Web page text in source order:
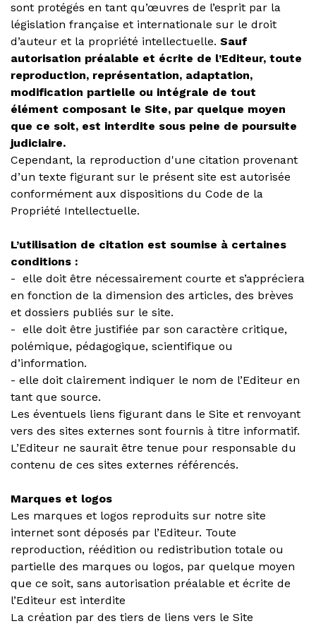
sont protégés en tant qu’œuvres de l’esprit par la
législation française et internationale sur le droit
d’auteur et la propriété intellectuelle. Sauf
autorisation préalable et écrite de l’Editeur, toute
reproduction, représentation, adaptation,
modification partielle ou intégrale de tout
élément composant le Site, par quelque moyen
que ce soit, est interdite sous peine de poursuite
judiciaire.
Cependant, la reproduction d'une citation provenant
d’un texte figurant sur le présent site est autorisée
conformément aux dispositions du Code de la
Propriété Intellectuelle.
L’utilisation de citation est soumise à certaines
conditions :
- elle doit être nécessairement courte et s’appréciera
en fonction de la dimension des articles, des brèves
et dossiers publiés sur le site.
- elle doit être justifiée par son caractère critique,
polémique, pédagogique, scientifique ou
d’information.
- elle doit clairement indiquer le nom de l’Editeur en
tant que source.
Les éventuels liens figurant dans le Site et renvoyant
vers des sites externes sont fournis à titre informatif.
L’Editeur ne saurait être tenue pour responsable du
contenu de ces sites externes référencés.
Marques et logos
Les marques et logos reproduits sur notre site
internet sont déposés par l’Editeur. Toute
reproduction, réédition ou redistribution totale ou
partielle des marques ou logos, par quelque moyen
que ce soit, sans autorisation préalable et écrite de
l’Editeur est interdite
La création par des tiers de liens vers le Site